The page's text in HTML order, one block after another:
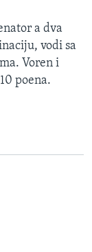
a dva
vodi sa
Voren i
poena.